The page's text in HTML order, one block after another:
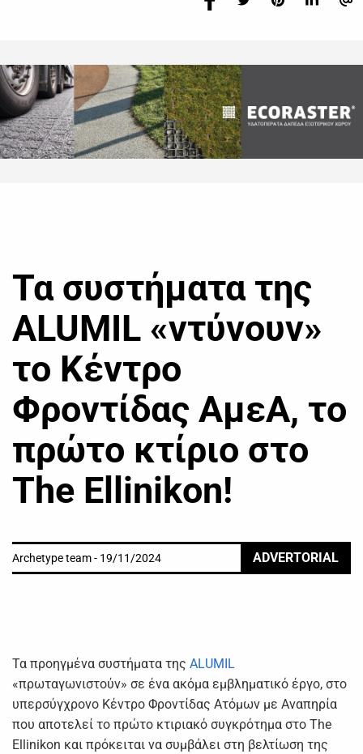
Τα συστήματα της
ALUMIL «ντύνουν»
το Κέντρο
Φροντίδας ΑμεΑ, το
πρώτο κτίριο στο
The Ellinikon!
Archetype team - 19/11/2024 ADVERTORIAL
Τα προηγμένα συστήματα της ALUMIL
«πρωταγωνιστούν» σε ένα ακόμα εμβληματικό έργο, στο
υπερσύγχρονο Κέντρο Φροντίδας Ατόμων με Αναπηρία
που αποτελεί το πρώτο κτιριακό συγκρότημα στο The
Ellinikon και πρόκειται να συμβάλει στη βελτίωση της